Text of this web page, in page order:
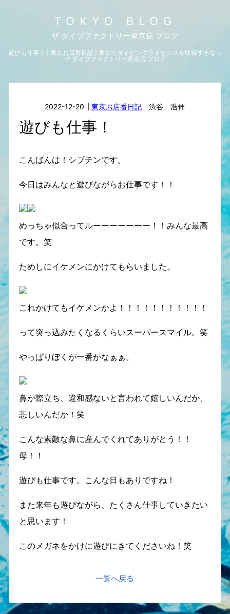
TOKYO BLOG
ザ ダイブファクトリー東京店 ブログ
遊びも仕事！ | 東京お店番日記 | 東京でダイビングライセンスを取得するなら
ザ ダイブファクトリー東京店 ブログ
2022-12-20 東京お店番日記 渋谷 浩伸
遊びも仕事！
こんばんは！シブチンです。
今日はみんなと遊びながらお仕事です！！
めっちゃ似合ってルーーーーーーー！！みんな最高
です。笑
ためしにイケメンにかけてもらいました。
これかけてもイケメンかよ！！！！！！！！！！！
って突っ込みたくなるくらいスーパースマイル。笑
やっぱりぼくが一番かなぁぁ。
鼻が際立ち、違和感ないと言われて嬉しいんだか、
悲しいんだか！笑
こんな素敵な鼻に産んでくれてありがとう！！
母！！
遊びも仕事です。こんな日もありですね！
また来年も遊びながら、たくさん仕事していきたい
と思います！
このメガネをかけに遊びにきてくださいね！笑
一覧へ戻る